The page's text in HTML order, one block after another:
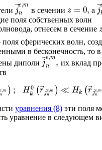
j⃗
e,m
n
в сечении z = 0, а j
поля собственных волн
отнесем в сечение
поля сферических волн,
в бесконечность, то
диполи j⃗
e,m
n
, их вклад
e,m
n
) ; H 0
k (r⃗je,m
n
) ≪ Hk (r⃗je,m
n
уравнения (8) эти поля
уравнение в следующем